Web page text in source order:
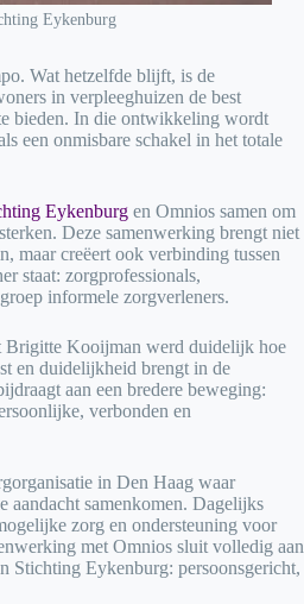
Eykenburg
Wat hetzelfde blijft, is de
in verpleeghuizen de best
bieden. In die ontwikkeling wordt
een onmisbare schakel in het totale
Eykenburg en Omnios samen om
Deze samenwerking brengt niet
maar creëert ook verbinding tussen
staat: zorgprofessionals,
informele zorgverleners.
Brigitte Kooijman werd duidelijk hoe
en duidelijkheid brengt in de
aan een bredere beweging:
verbonden en
in Den Haag waar
aandacht samenkomen. Dagelijks
zorg en ondersteuning voor
met Omnios sluit volledig aan
Stichting Eykenburg: persoonsgericht,